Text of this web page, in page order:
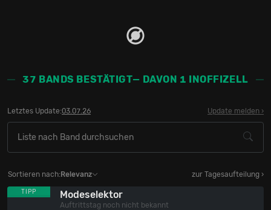
37 BANDS BESTÄTIGT— DAVON 1 INOFFIZELL
Sortieren nach: Relevanz zur Tagesaufteilung ›
TIPP Modeselektor
Auftrittstag noch nicht bekannt
Letztes Update:03.07.26 Update melden